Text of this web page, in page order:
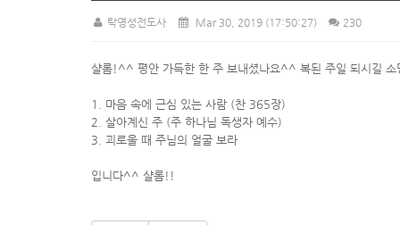
탁영성전도사 Mar 30, 2019 (17:50:27) 230
샬롬!^^ 평안 가득한 한 주 보내셨나요^^ 복된 주일 되시길 소
1. 마음 속에 근심 있는 사람 (찬 365장)
2. 살아계신 주 (주 하나님 독생자 예수)
3. 괴로울 때 주님의 얼굴 보라
입니다^^ 샬롬!!